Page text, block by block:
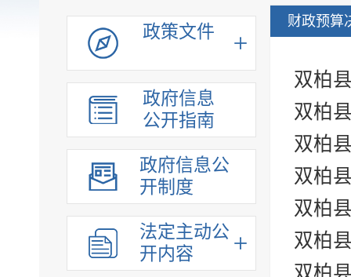
政策文件
政府信息
公开指南
政府信息公
开制度
法定主动公
开内容
财政预算
双柏
双柏
双柏
双柏
双柏
双柏
双柏